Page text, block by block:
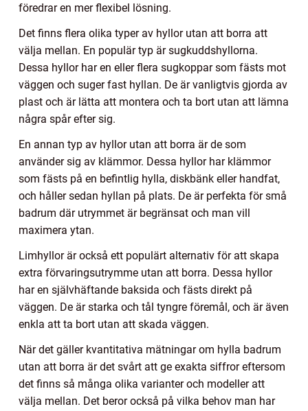
föredrar en mer flexibel lösning.
Det finns flera olika typer av hyllor utan att borra att
välja mellan. En populär typ är sugkuddshyllorna.
Dessa hyllor har en eller flera sugkoppar som fästs mot
väggen och suger fast hyllan. De är vanligtvis gjorda av
plast och är lätta att montera och ta bort utan att lämna
några spår efter sig.
En annan typ av hyllor utan att borra är de som
använder sig av klämmor. Dessa hyllor har klämmor
som fästs på en befintlig hylla, diskbänk eller handfat,
och håller sedan hyllan på plats. De är perfekta för små
badrum där utrymmet är begränsat och man vill
maximera ytan.
Limhyllor är också ett populärt alternativ för att skapa
extra förvaringsutrymme utan att borra. Dessa hyllor
har en självhäftande baksida och fästs direkt på
väggen. De är starka och tål tyngre föremål, och är även
enkla att ta bort utan att skada väggen.
När det gäller kvantitativa mätningar om hylla badrum
utan att borra är det svårt att ge exakta siffror eftersom
det finns så många olika varianter och modeller att
välja mellan. Det beror också på vilka behov man har